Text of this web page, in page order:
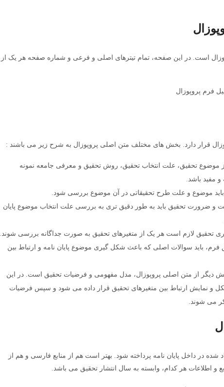
است. در این صفحه، تمام تیترهای اصلی و فرعی و شماره صفحه هر یک از
قرار دارد. بخش های مختلف متن اصلی پروپوزال به شرح زیر می باشند :
موضوع تحقیق، علت انتخاب تحقیق، روش تحقیق و معرفی جامعه نمونه
مفید باشد.
موضوع و علت طرح تحقیقاتی در آن موضوع بررسی شود.
و ضرورت تحقیق باید به طور دقیق تری به بررسی علت انتخاب موضوع پایان
تحقیق لازم است هر یک از متغیرهای تحقیق به صورت جداگانه بررسی شوند.
باید سوالات اصلی که باعث شکل گیری موضوع پایان نامه و ارتباط بین
دیگر از متن اصلی پروپوزال، مدل مفهومی و فرضیات تحقیق است. در این
نمایش ارتباط بین متغیرهای تحقیق قرار داده می شود و سپس فرضیات
می شوند.
شده در داخل پایان نامه پرداخته شود. بهتر است هم از منابع فارسی و هم از
و اطلاعات هر کدام، وابسته به سال انتشار تحقیق می باشد.